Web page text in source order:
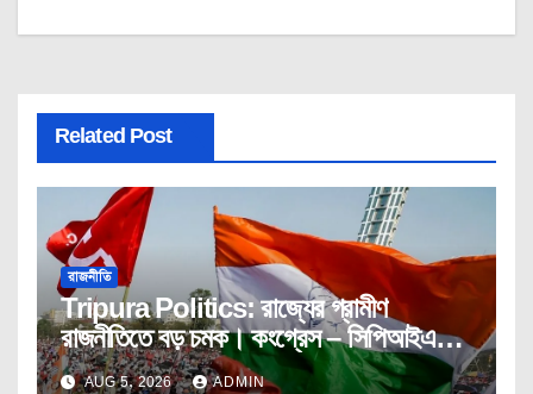
Related Post
রাজনীতি
Tripura Politics: রাজ্যের গ্রামীণ
রাজনীতিতে বড় চমক। কংগ্রেস – সিপিআইএম
যৌথ ভাবে দখল করলো পঞ্চায়েত।
AUG 5, 2026 ADMIN